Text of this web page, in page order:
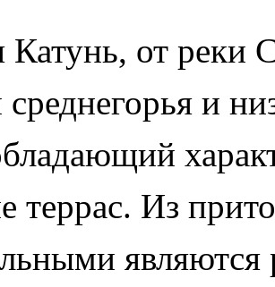
от реки
среднегорья и
террас. Из